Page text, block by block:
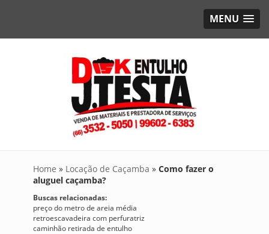
MENU
Home » Locação de Caçamba » Como fazer o
aluguel caçamba?
Buscas relacionadas:
preço do metro de areia média
retroescavadeira com perfuratriz
caminhão retirada de entulho